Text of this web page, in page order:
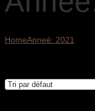
HomeAnneé: 2021